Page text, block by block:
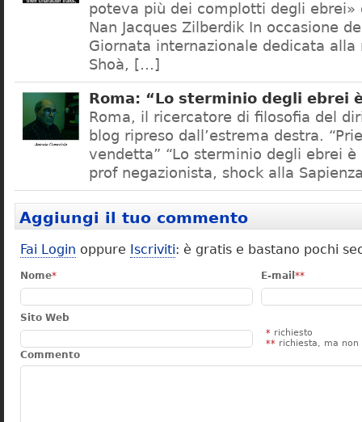
poteva più dei complotti degli ebrei»
Nan Jacques Zilberdik In occasione
Giornata internazionale dedicata
Shoà, […]
Roma: “Lo sterminio degli ebrei
Roma, il ricercatore di filosofia del
blog ripreso dall’estrema destra.
vendetta” “Lo sterminio degli ebrei è
prof negazionista, shock alla
Aggiungi il tuo commento
Fai Login oppure Iscriviti: è gratis e bastano pochi
Nome* E-mail **
Sito Web
* richiesto
** richiesta, ma non
Commento